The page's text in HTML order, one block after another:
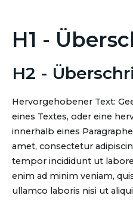
H1 -
H2 -
Hervorgehobener Text:
eines Textes, oder eine
innerhalb eines
amet, consectetur
tempor incididunt ut
enim ad minim veniam,
ullamco laboris nisi ut